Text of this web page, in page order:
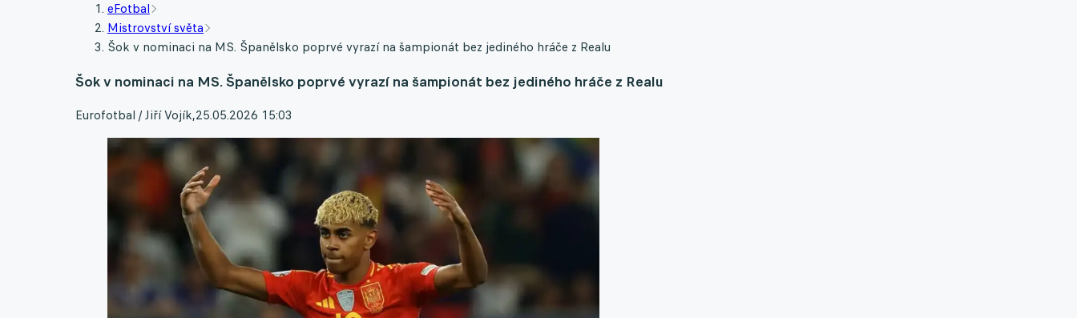
eFotbal
Mistrovství světa
Šok v nominaci na MS. Španělsko poprvé vyrazí na šampionát bez jediného hráče z Realu
Šok v nominaci na MS. Španělsko poprvé vyrazí na šampionát bez jediného hráče z Realu
Eurofotbal / Jiří Vojík,25.05.2026 15:03